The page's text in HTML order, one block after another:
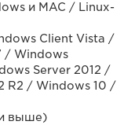
и MAC / Linux-
Client Vista /
/ Windows
Server 2012 /
R2 / Windows 10 /
и выше)